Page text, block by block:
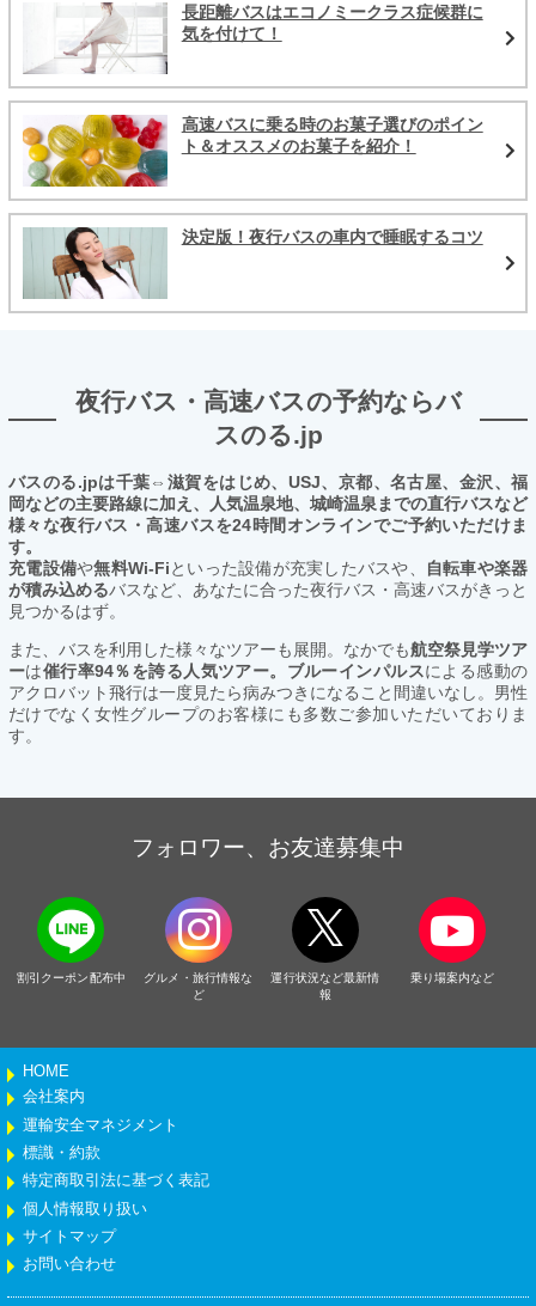
長距離バスはエコノミークラス症候群に
気を付けて！
高速バスに乗る時のお菓子選びのポイン
ト＆オススメのお菓子を紹介！
決定版！夜行バスの車内で睡眠するコツ
夜行バス・高速バスの予約ならバ
スのる.jp
バスのる.jpは千葉⇔滋賀をはじめ、USJ、京都、名古屋、金沢、福
岡などの主要路線に加え、人気温泉地、城崎温泉までの直行バスなど
様々な夜行バス・高速バスを24時間オンラインでご予約いただけま
す。
充電設備や無料Wi-Fiといった設備が充実したバスや、
自転車や楽器
が積み込めるバスなど、あなたに合った夜行バス・高速バスがきっと
見つかるはず。
また、バスを利用した様々なツアーも展開。なかでも航空祭見学ツア
ーは催行率94％を誇る人気ツアー。ブルーインパルスによる感動の
アクロバット飛行は一度見たら病みつきになること間違いなし。男性
だけでなく女性グループのお客様にも多数ご参加いただいておりま
す。
フォロワー、お友達募集中
割引クーポン配布中
グルメ・旅行情報な
ど
運行状況など最新情
報
乗り場案内など
HOME
会社案内
運輸安全マネジメント
標識・約款
特定商取引法に基づく表記
個人情報取り扱い
サイトマップ
お問い合わせ